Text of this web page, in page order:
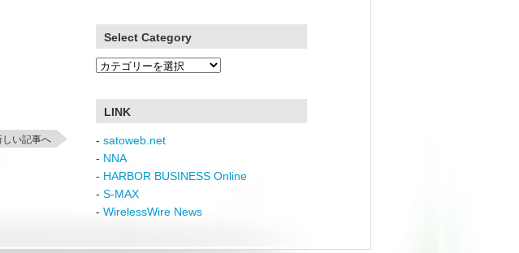
しい記事へ
Select Category
Select
LINK
- satoweb.net
- NNA
- HARBOR BUSINESS Online
- S-MAX
- WirelessWire News